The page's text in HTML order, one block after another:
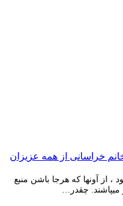
خراسانی از همه عزیزان
از آونها که هرجا باشن منبع
میپاشند. چقدر…